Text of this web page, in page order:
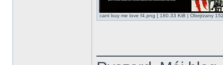
cant buy me love f4.png [ 180.33 KiB | Obejrzany